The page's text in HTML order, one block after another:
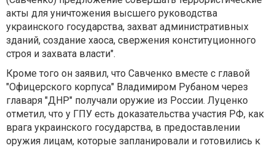
акты для уничтожения высшего руководства
украинского государства, захват административных
зданий, создание хаоса, свержения конституционного
строя и захвата власти".
Кроме того он заявил, что Савченко вместе с главой
"Офицерского корпуса" Владимиром Рубаном через
главаря "ДНР" получали оружие из России. Луценко
отметил, что у ГПУ есть доказательства участия РФ, как
врага украинского государства, в предоставлении
оружия лицам, которые запланировали и готовились к